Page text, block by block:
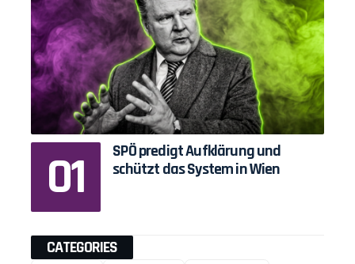
SPÖ predigt Aufklärung und
schützt das System in Wien
CATEGORIES